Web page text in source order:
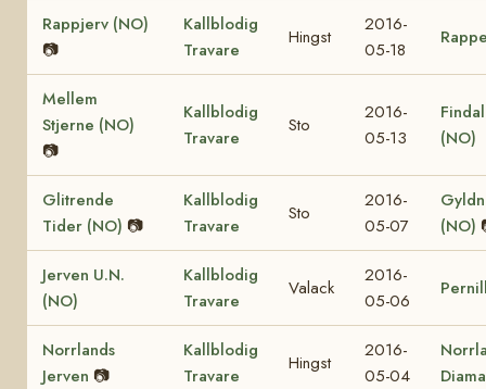
Rappjerv (NO)
📷
Kallblodig
Travare
Hingst
2016-
05-18
Mellem
Stjerne (NO)
📷
Kallblodig
Travare
Sto
2016-
05-13
(NO)
Glitrende
Tider (NO) 📷
Kallblodig
Travare
Sto
2016-
05-07
(NO)
Jerven U.N.
(NO)
Kallblodig
Travare
Valack
2016-
05-06
Norrlands
Jerven 📷
Kallblodig
Travare
Hingst
2016-
05-04